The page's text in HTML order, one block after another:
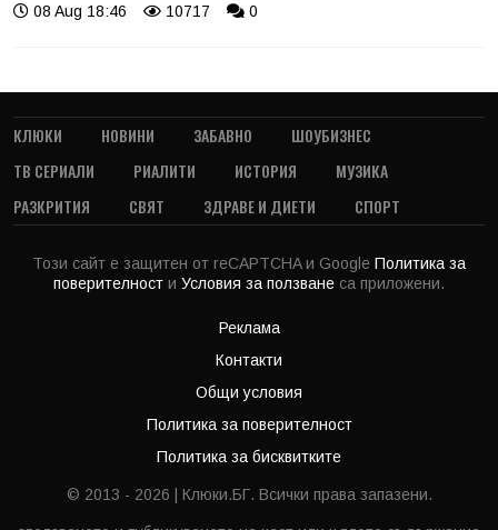
08 Aug 18:46 10717 0
КЛЮКИ НОВИНИ ЗАБАВНО
ШОУБИЗНЕС
ТВ СЕРИАЛИ
РИАЛИТИ ИСТОРИЯ
МУЗИКА
РАЗКРИТИЯ
СВЯТ ЗДРАВЕ И ДИЕТИ СПОРТ
Този сайт е защитен от reCAPTCHA и Google Политика за
поверителност и Условия за ползване са приложени.
Реклама
Контакти
Общи условия
Политика за поверителност
Политика за бисквитките
© 2013 - 2026 | Клюки.БГ. Всички права запазени.